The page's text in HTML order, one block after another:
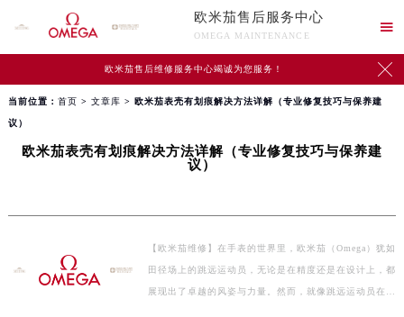
欧米茄售后服务中心
OMEGA MAINTENANCE

欧米茄售后维修服务中心竭诚为您服务！ 
当前位置： 首页 > 文章库 > 欧米茄表壳有划痕解决方法详解（专业修复技巧与保养建
议）
欧米茄表壳有划痕解决方法详解（专业修复技巧与保养建
议）
【欧米茄维修】在手表的世界里，欧米茄（Omega）犹如
田径场上的跳远运动员，无论是在精度还是在设计上，都
展现出了卓越的风姿与力量。然而，就像跳远运动员在比